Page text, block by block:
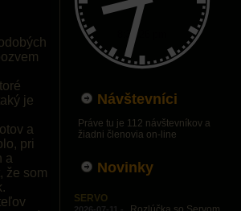
je
a
pri
a
že som
Návštevníci
Práve tu je 112 návštevníkov a
žiadni členovia on-line
Novinky
SERVO